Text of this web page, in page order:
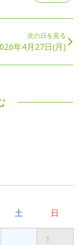
次の日を見る
年4月27日(月)
土 日
1